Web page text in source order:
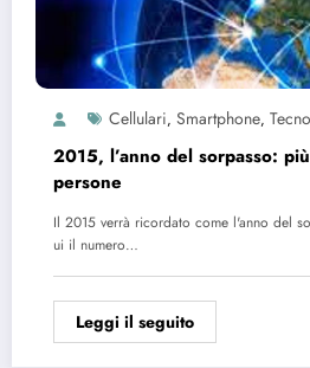
Cellulari, Smartphone,
2015, l’anno del sorpasso:
persone
Il 2015 verrà ricordato come l'anno del
ui il numero…
Leggi il seguito